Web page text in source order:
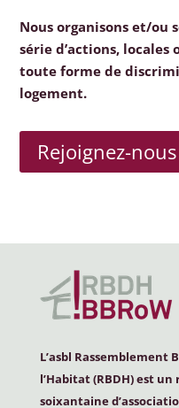
Nous organisons et/ou
série d’actions,
toute forme de
logement.
Rejoignez-
L’asbl Rassemblement
l’Habitat (RBDH) est un
soixantaine